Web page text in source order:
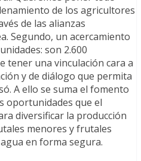
de los agricultores
de las alianzas
Segundo, un acercamiento
son 2.600
tener una vinculación cara a
y de diálogo que permita
A ello se suma el fomento
oportunidades que el
diversificar la producción
menores y frutales
en forma segura.